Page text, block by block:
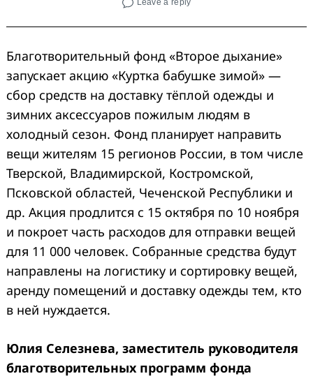
Leave a reply
Благотворительный фонд «Второе дыхание»
запускает акцию «Куртка бабушке зимой» —
сбор средств на доставку тёплой одежды и
зимних аксессуаров пожилым людям в
холодный сезон. Фонд планирует направить
вещи жителям 15 регионов России, в том числе
Тверской, Владимирской, Костромской,
Псковской областей, Чеченской Республики и
др. Акция продлится с 15 октября по 10 ноября
и покроет часть расходов для отправки вещей
для 11 000 человек. Собранные средства будут
направлены на логистику и сортировку вещей,
аренду помещений и доставку одежды тем, кто
в ней нуждается.
Юлия Селезнева, заместитель руководителя
благотворительных программ фонда